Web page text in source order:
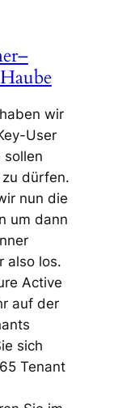
wir
User
dürfen.
nun die
um dann
also los.
Active
auf der
sich
Tenant